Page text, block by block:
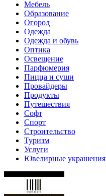
Мебель
Образование
Огород
Одежда
Одежда и обувь
Оптика
Освещение
Парфюмерия
Пицца и суши
Провайдеры
Продукты
Путешествия
Софт
Спорт
Строительство
Туризм
Услуги
Ювелирные украшения